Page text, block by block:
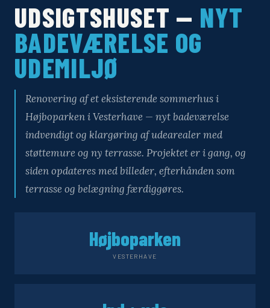
UDSIGTSHUSET — NYT
BADEVÆRELSE OG
UDEMILJØ
Renovering af et eksisterende sommerhus i
Højboparken i Vesterhave — nyt badeværelse
indvendigt og klargøring af udearealer med
støttemure og ny terrasse. Projektet er i gang, og
siden opdateres med billeder, efterhånden som
terrasse og belægning færdiggøres.
Højboparken
VESTERHAVE